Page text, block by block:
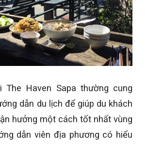
The Haven Sapa thường cung
dẫn du lịch để giúp du khách
hưởng một cách tốt nhất vùng
dẫn viên địa phương có hiểu